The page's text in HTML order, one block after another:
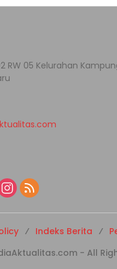
RW 05 Kelurahan
Indeks Berita
- All